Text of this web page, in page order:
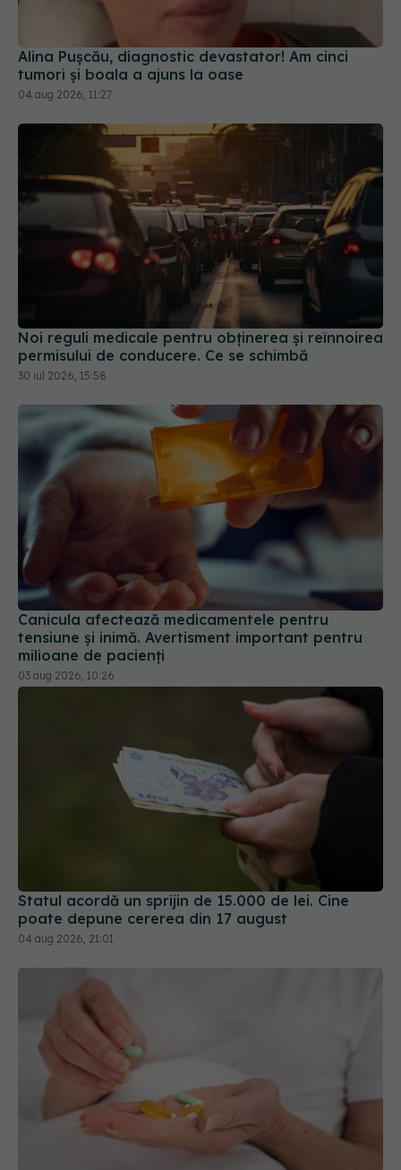
Alina Pușcău, diagnostic devastator! Am cinci
tumori și boala a ajuns la oase
04 aug 2026, 11:27
Noi reguli medicale pentru obținerea și reînnoirea
permisului de conducere. Ce se schimbă
30 iul 2026, 15:58
Canicula afectează medicamentele pentru
tensiune și inimă. Avertisment important pentru
milioane de pacienți
03 aug 2026, 10:26
Statul acordă un sprijin de 15.000 de lei. Cine
poate depune cererea din 17 august
04 aug 2026, 21:01